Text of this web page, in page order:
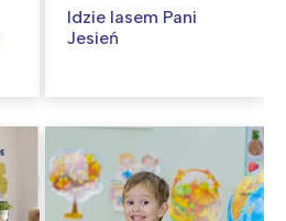
Idzie lasem Pani
Jesień